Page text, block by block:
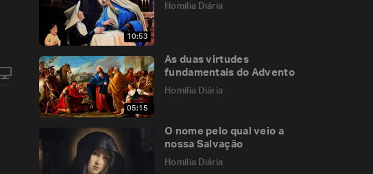
10:53
Homilia Diária
05:15
As duas virtudes
fundamentais do Advento
Homilia Diária
O nome pelo qual veio a
nossa Salvação
Homilia Diária